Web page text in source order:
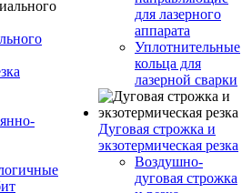
для лазерного
аппарата
Уплотнительные
кольца для
лазерной сварки
Дуговая строжка и
экзотермическая резка
Воздушно-
дуговая строжка